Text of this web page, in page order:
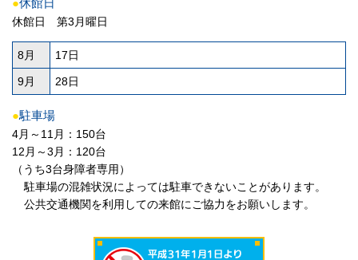
休館日 第3月曜日
8月 17日
9月 28日
●駐車場
4月～11月：150台
12月～3月：120台
（うち3台身障者専用）
駐車場の混雑状況によっては駐車できないことがあります。
公共交通機関を利用しての来館にご協力をお願いします。